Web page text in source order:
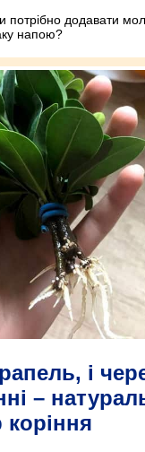
потрібно додавати
напою?
і
–